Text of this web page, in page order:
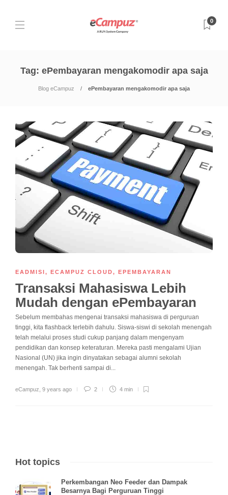
0
Tag: ePembayaran mengakomodir apa saja
Blog eCampuz ePembayaran mengakomodir apa saja
EADMISI, ECAMPUZ CLOUD, EPEMBAYARAN
Transaksi Mahasiswa Lebih
Mudah dengan ePembayaran
Sebelum membahas mengenai transaksi mahasiswa di perguruan
tinggi, kita flashback terlebih dahulu. Siswa-siswi di sekolah menengah
telah melalui proses studi cukup panjang dalam mengenyam
pendidikan dan konsep keteraturan. Mereka pasti mengalami Ujian
Nasional (UN) jika ingin dinyatakan sebagai alumni sekolah
menengah. Tak berhenti sampai di...
eCampuz 9 years ago 2 4 min
Hot topics
Perkembangan Neo Feeder dan Dampak
Besarnya Bagi Perguruan Tinggi